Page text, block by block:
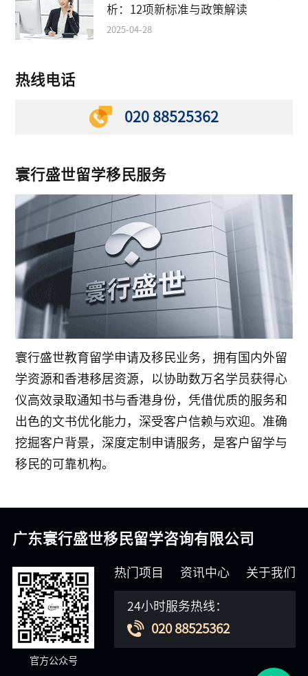
析：12项新标准与政策解读
2025-04-28
热线电话
020 88525362
寰行盛世留学移民服务
寰行盛世教育留学申请及移民业务，拥有国内外留
学资源和香港移居资源，以协助数万名学员获得心
仪高效录取通知书与香港身份，凭借优质的服务和
出色的文书优化能力，深受客户信赖与欢迎。准确
挖掘客户背景，深度定制申请服务，是客户留学与
移民的可靠机构。
广东寰行盛世移民留学咨询有限公司
官方公众号
热门项目 资讯中心 关于我们
24小时服务热线：
020 88525362